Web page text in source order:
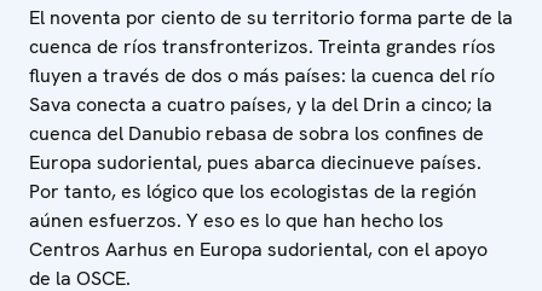
El noventa por ciento de su territorio forma parte de la
cuenca de ríos transfronterizos. Treinta grandes ríos
fluyen a través de dos o más países: la cuenca del río
Sava conecta a cuatro países, y la del Drin a cinco; la
cuenca del Danubio rebasa de sobra los confines de
Europa sudoriental, pues abarca diecinueve países.
Por tanto, es lógico que los ecologistas de la región
aúnen esfuerzos. Y eso es lo que han hecho los
Centros Aarhus en Europa sudoriental, con el apoyo
de la OSCE.